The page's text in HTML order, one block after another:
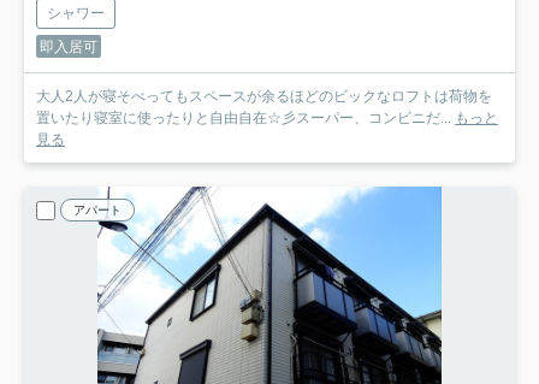
シャワー
即入居可
大人2人が寝そべってもスペースが余るほどのビックなロフトは荷物を
置いたり寝室に使ったりと自由自在☆彡スーパー、コンビニだ...
もっと
見る
アパート